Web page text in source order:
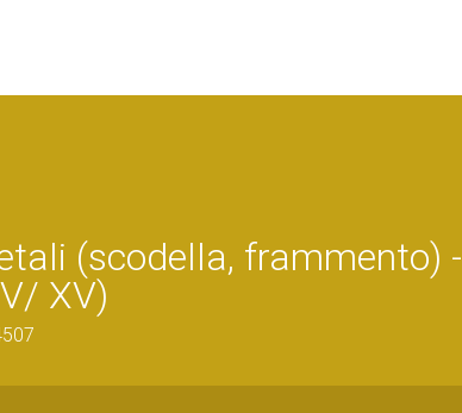
(scodella, frammento) -
XV)